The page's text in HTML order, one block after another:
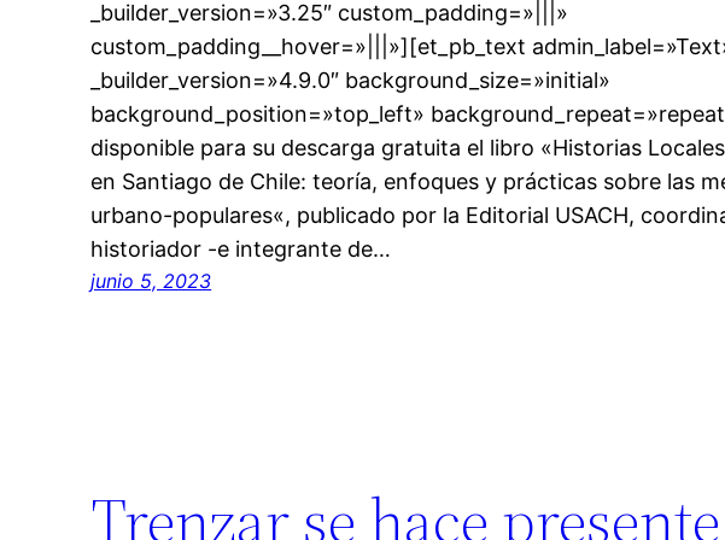
_builder_version=»3.25″ custom_padding=»|||»
custom_padding__hover=»|||»][et_pb_text
_builder_version=»4.9.0″ background_size=»initial»
background_position=»top_left»
disponible para su descarga gratuita el libro «Historias
en Santiago de Chile: teoría, enfoques y prácticas sobre las
urbano-populares«, publicado por la Editorial USACH,
historiador -e integrante de…
junio 5, 2023
Trenzar se hace